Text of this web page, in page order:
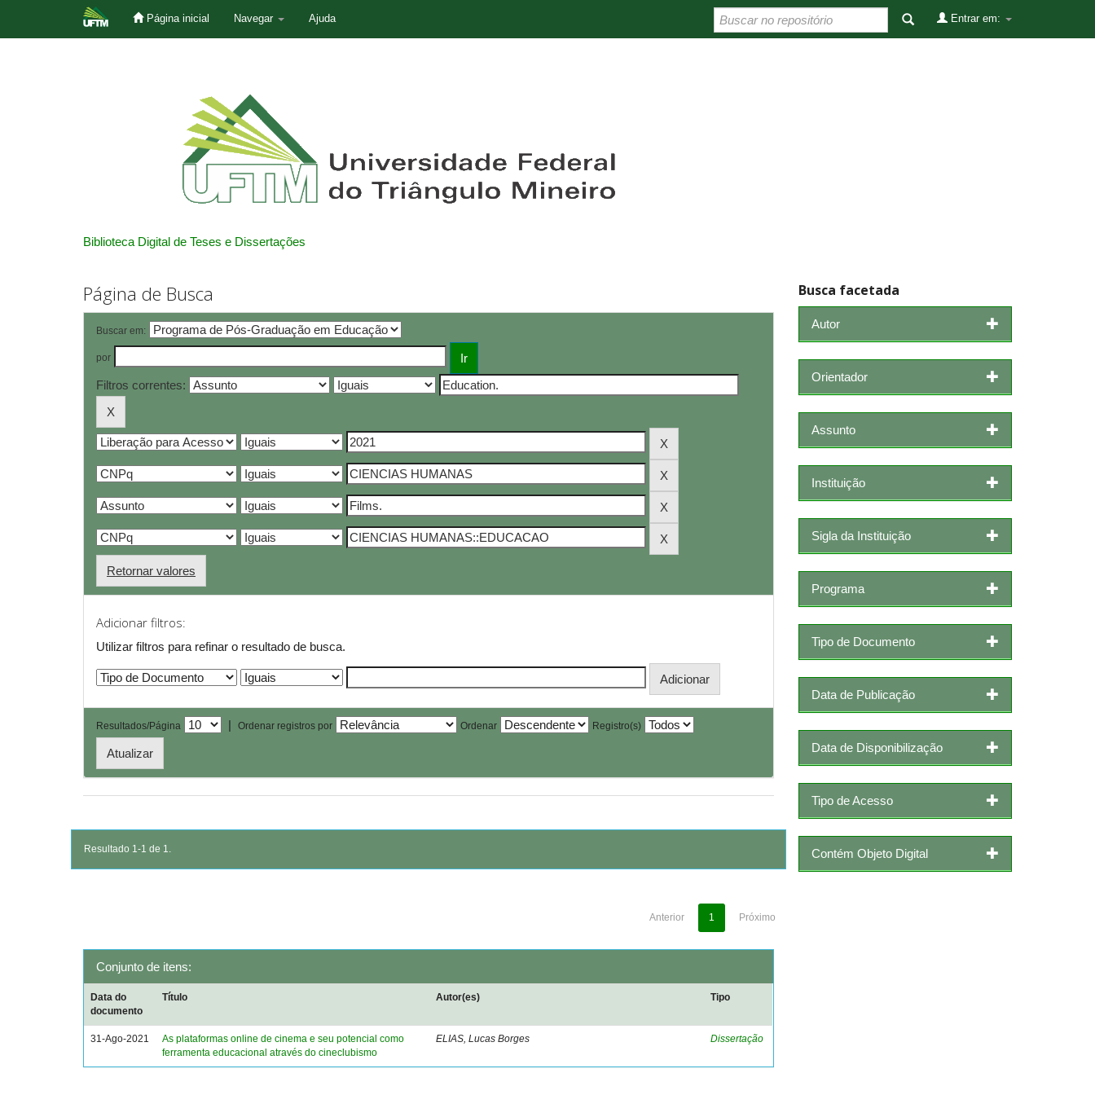
Página inicial Navegar Ajuda Entrar em:
Biblioteca Digital de Teses e Dissertações
Página de Busca
Buscar em:
por
Filtros correntes:
Retornar valores
Adicionar filtros:
Utilizar filtros para refinar o resultado de busca.
Resultados/Página | Ordenar registros por Ordenar Registro(s)
Resultado 1-1 de 1.
Anterior 1 Próximo
Conjunto de itens:
Data do
documento
Título Autor(es) Tipo
31-Ago-2021
As plataformas online de cinema e seu potencial como
ferramenta educacional através do cineclubismo
ELIAS, Lucas Borges Dissertação
Busca facetada
Autor
Orientador
Assunto
Instituição
Sigla da Instituição
Programa
Tipo de Documento
Data de Publicação
Data de Disponibilização
Tipo de Acesso
Contém Objeto Digital